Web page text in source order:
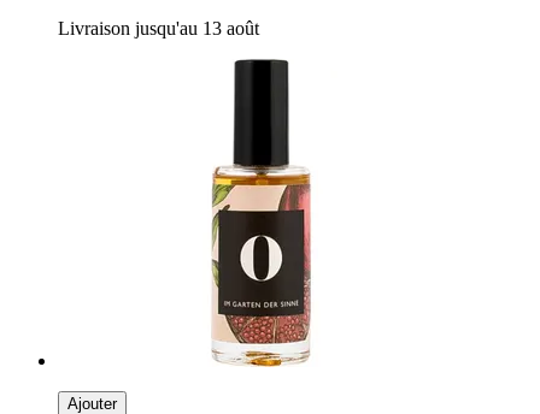
Livraison jusqu'au 13 août
Ajouter